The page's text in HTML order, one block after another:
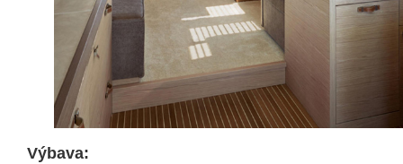
Výbava: